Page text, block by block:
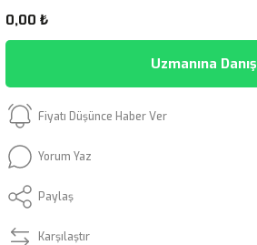
0,00 ₺
Uzmanına Danış
Fiyatı Düşünce Haber Ver
Yorum Yaz
Paylaş
Karşılaştır